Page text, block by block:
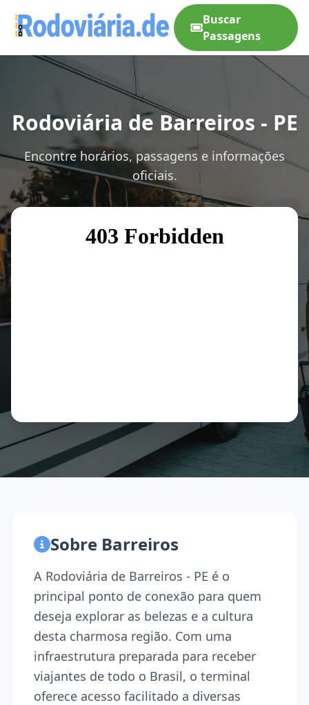
Buscar
Passagens
Rodoviária de Barreiros - PE
Encontre horários, passagens e informações
oficiais.
Sobre Barreiros
A Rodoviária de Barreiros - PE é o
principal ponto de conexão para quem
deseja explorar as belezas e a cultura
desta charmosa região. Com uma
infraestrutura preparada para receber
viajantes de todo o Brasil, o terminal
oferece acesso facilitado a diversas